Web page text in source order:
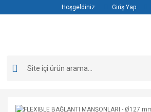
Hoşgeldiniz Giriş Yap